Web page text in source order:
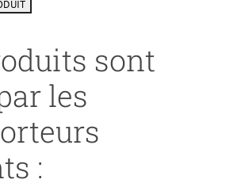
sont
les
: